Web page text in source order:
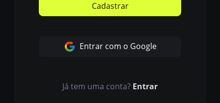
Cadastrar
Entrar com o Google
Já tem uma conta? Entrar